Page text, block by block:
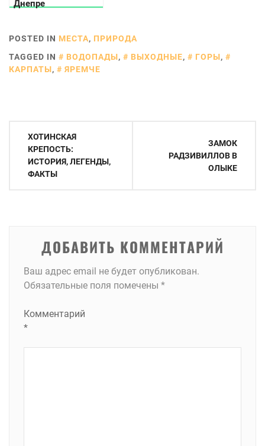
Днепре
POSTED IN МЕСТА, ПРИРОДА
TAGGED IN
ВОДОПАДЫ, ВЫХОДНЫЕ, ГОРЫ,
КАРПАТЫ, ЯРЕМЧЕ
Навигация
записям
ХОТИНСКАЯ
КРЕПОСТЬ:
ИСТОРИЯ, ЛЕГЕНДЫ,
ФАКТЫ
ЗАМОК
РАДЗИВИЛЛОВ В
ОЛЫКЕ
ДОБАВИТЬ КОММЕНТАРИЙ
Ваш адрес email не будет опубликован.
Обязательные поля помечены *
Комментарий
*